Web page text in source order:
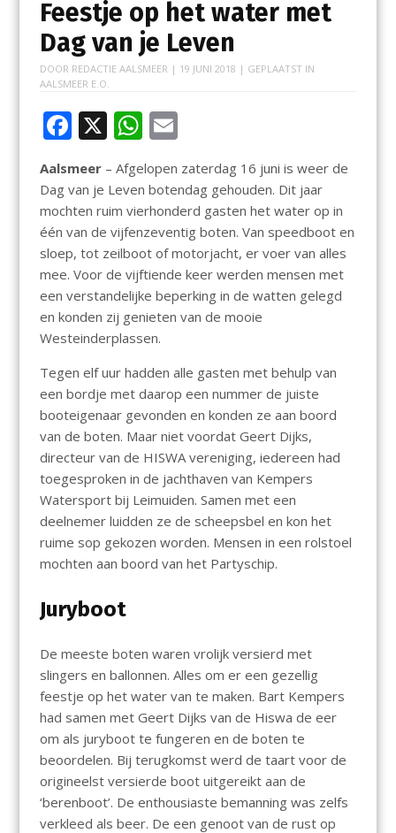
Feestje op het water met
Dag van je Leven
DOOR REDACTIE AALSMEER | 19 JUNI 2018 | GEPLAATST IN
AALSMEER E.O.
F
e
b
o
o
k
X W
h
at
s
A
p
p
E
ai
l
Aalsmeer– Afgelopen zaterdag 16 juni is weer de
Dag van je Leven botendag gehouden. Dit jaar
mochten ruim vierhonderd gasten het water op in
één van de vijfenzeventig boten. Van speedboot en
sloep, tot zeilboot of motorjacht, er voer van alles
mee. Voor de vijftiende keer werden mensen met
een verstandelijke beperking in de watten gelegd
en konden zij genieten van de mooie
Westeinderplassen.
Tegen elf uur hadden alle gasten met behulp van
een bordje met daarop een nummer de juiste
booteigenaar gevonden en konden ze aan boord
van de boten. Maar niet voordat Geert Dijks,
directeur van de HISWA vereniging, iedereen had
toegesproken in de jachthaven van Kempers
Watersport bij Leimuiden. Samen met een
deelnemer luidden ze de scheepsbel en kon het
ruime sop gekozen worden. Mensen in een rolstoel
mochten aan boord van het Partyschip.
Juryboot
De meeste boten waren vrolijk versierd met
slingers en ballonnen. Alles om er een gezellig
feestje op het water van te maken. Bart Kempers
had samen met Geert Dijks van de Hiswa de eer
om als juryboot te fungeren en de boten te
beoordelen. Bij terugkomst werd de taart voor de
origineelst versierde boot uitgereikt aan de
‘berenboot’. De enthousiaste bemanning was zelfs
verkleed als beer. De een genoot van de rust op